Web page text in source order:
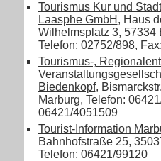
Tourismus Kur und
Laasphe GmbH , Haus
Wilhelmsplatz 3, 57334
Telefon: 02752/898,
Tourismus-,
Biedenkopf,
Marburg, Telefon:
06421/4051509
Tourist-Information
Bahnhofstraße 25,
Telefon: 06421/99120